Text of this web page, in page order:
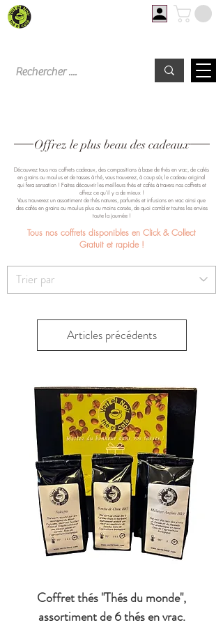
Offrez le plus beau des cadeaux
Découvrez tous nos coffrets cadeaux, des compositions à base de thés en vrac, de cafés
en grains ou moulus et de tasses à thé, vous trouverez, à coup sûr, le cadeau original
qui fera sensation ! Faites découvrir les meilleurs thés et cafés à travers nos coffrets et
offrez ce qu'il y a de mieux !
Vous trouverez un assortiment de thés natures, parfumés et infusions en vrac ainsi que
des cafés en grains ou moulus plus ou moins corsés, de quoi combler toutes les envies
toute la journée !
Tous nos coffrets disponibles en Click & Collect
Gratuit et rapide !
Articles précédents
Coffret thés "Thés du monde",
assortiment de 6 thés en vrac.